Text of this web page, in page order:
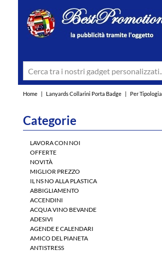
Home | Lanyards Collarini Porta Badge | Per Tipologia
Categorie
LAVORA CON NOI
OFFERTE
NOVITÀ
MIGLIOR PREZZO
IL NS NO ALLA PLASTICA
ABBIGLIAMENTO
ACCENDINI
ACQUA VINO BEVANDE
ADESIVI
AGENDE E CALENDARI
AMICO DEL PIANETA
ANTISTRESS